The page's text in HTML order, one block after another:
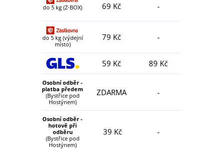
do 5 kg (Z-BOX) 69 Kč -
do 5 kg (výdejní
místo)
79 Kč -
59 Kč 89 Kč
Osobní odběr -
platba předem
(Bystřice pod
Hostýnem)
ZDARMA -
Osobní odběr -
hotově při
odběru
(Bystřice pod
Hostýnem)
39 Kč -